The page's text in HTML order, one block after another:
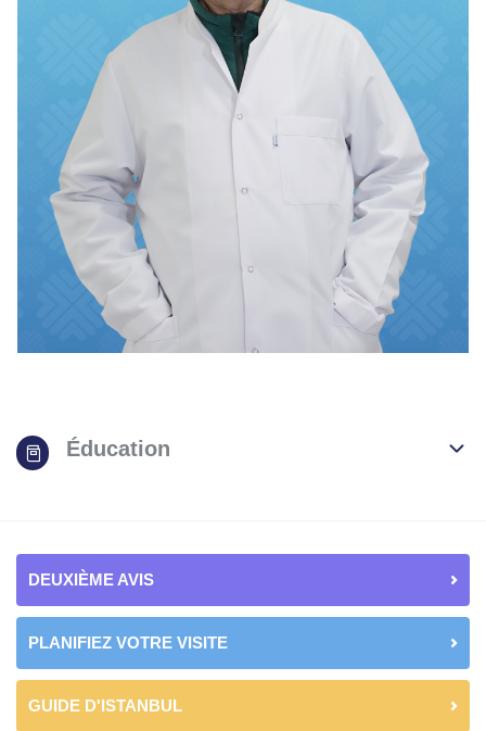
Éducation
DEUXIÈME AVIS
PLANIFIEZ VOTRE VISITE
GUIDE D'ISTANBUL